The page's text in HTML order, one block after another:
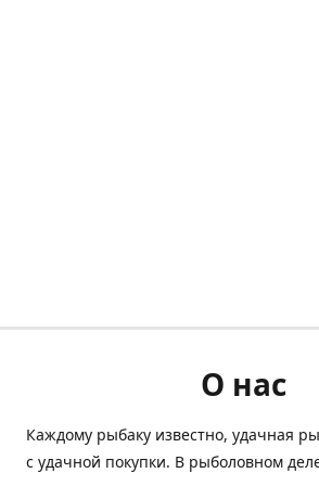
О нас
Каждому рыбаку известно, удачная
с удачной покупки. В рыболовном